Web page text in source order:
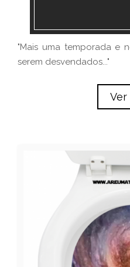
"Mais uma temporada e
serem desvendados..."
Ver